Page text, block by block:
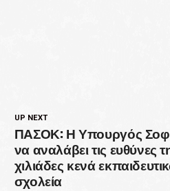
UP NEXT
ΠΑΣΟΚ: Η Υπουργός
να αναλάβει τις ευθύνες
χιλιάδες κενά
σχολεία